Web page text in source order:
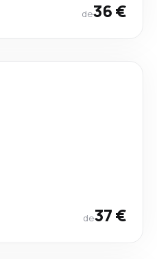
de36 €
de37 €